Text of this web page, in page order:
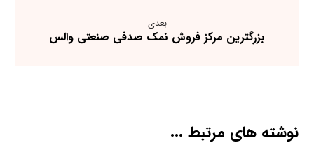
بعدی
بزرگترین مرکز فروش نمک صدفی صنعتی والس
نوشته های مرتبط ...